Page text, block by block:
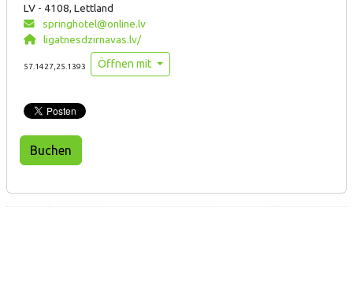
LV - 4108, Lettland
springhotel@online.lv
ligatnesdzirnavas.lv/
57.1427,25.1393 Öffnen mit
Buchen